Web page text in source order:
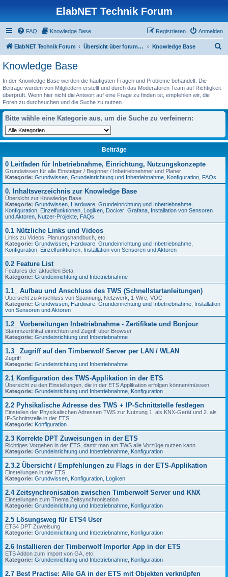
ElabNET Technik Forum
FAQ Knowledge Base Anmelden
Registrieren
ElabNET Technik Forum Übersicht über forum.timberwolf.io Knowledge Base
Knowledge Base
In der Knowledge Base werden die häufigsten Fragen und Probleme behandelt. Die
Beiträge wurden von Mitgliedern erstellt und durch das Moderatoren Team auf Richtigkeit
überprüft. Wenn hier nicht die Antwort auf eine Frage zu finden ist, empfehlen wir, die
Foren zu durchsuchen und die Suche zu nutzen.
Bitte wähle eine Kategorie aus, um die Suche zu verfeinern:
Beiträge
0 Leitfaden für Inbetriebnahme, Einrichtung, Nutzungskonzepte
Grundwissen für alle Einsteiger / Beginner / Inbetriebnehmer und Planer
Kategorie: Grundwissen Grundeinrichtung und Inbetriebnahme Konfiguration FAQs
0. Inhaltsverzeichnis zur Knowledge Base
Übersicht zur Knowledge Base
Kategorie: Grundwissen Hardware Grundeinrichtung und Inbetriebnahme
Konfiguration Einzelfunktionen Logiken Docker Grafana Installation von Sensoren
und Aktoren Nutzer-Projekte FAQs
0.1 Nützliche Links und Videos
Links zu Videos, Planungshandbuch, etc.
Kategorie: Grundwissen Hardware Grundeinrichtung und Inbetriebnahme
Konfiguration Einzelfunktionen Installation von Sensoren und Aktoren
0.2 Feature List
Features der aktuellen Beta
Kategorie: Grundeinrichtung und Inbetriebnahme
1.1_ Aufbau und Anschluss des TWS (Schnellstartanleitungen)
Übersicht zu Anschluss von Spannung, Netzwerk, 1-Wire, VOC
Kategorie: Grundwissen Hardware Grundeinrichtung und Inbetriebnahme Installation
von Sensoren und Aktoren
1.2_ Vorbereitungen Inbetriebnahme - Zertifikate und Bonjour
Stammzertifikat einrichten und Zugriff über Browser
Kategorie: Grundeinrichtung und Inbetriebnahme
1.3_ Zugriff auf den Timberwolf Server per LAN / WLAN
Zugriff
Kategorie: Grundeinrichtung und Inbetriebnahme
2.1 Konfiguration des TWS-Applikation in der ETS
Übersicht zu den Einstellungen, die in der ETS Applikation erfolgen können/müssen.
Kategorie: Grundeinrichtung und Inbetriebnahme Konfiguration
2.2 Pyhsikalische Adresse des TWS + IP-Schnittstelle festlegen
Einstellen der Physikalischen Adressen TWS zur Nutzung 1. als KNX-Gerät und 2. als
IP-Schnittstelle in der ETS
Kategorie: Konfiguration
2.3 Korrekte DPT Zuweisungen in der ETS
Richtiges Vorgehen in der ETS, damit man am TWS alle Vorzüge nutzen kann.
Kategorie: Grundeinrichtung und Inbetriebnahme Konfiguration
2.3.2 Übersicht / Empfehlungen zu Flags in der ETS-Applikation
Einstellungen in der ETS
Kategorie: Grundwissen Konfiguration Logiken
2.4 Zeitsynchronisation zwischen Timberwolf Server und KNX
Einstellungen zum Thema Zeitsynchronisation
Kategorie: Grundeinrichtung und Inbetriebnahme Konfiguration
2.5 Lösungsweg für ETS4 User
ETS4 DPT Zuweisung
Kategorie: Grundeinrichtung und Inbetriebnahme Konfiguration
2.6 Installieren der Timberwolf Importer App in der ETS
ETS Addon zum Import von GA, etc.
Kategorie: Grundeinrichtung und Inbetriebnahme Konfiguration
2.7 Best Practise: Alle GA in der ETS mit Objekten verknüpfen